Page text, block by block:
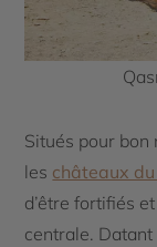
Situés pour bon
les châteaux
d’être fortifiés
centrale.